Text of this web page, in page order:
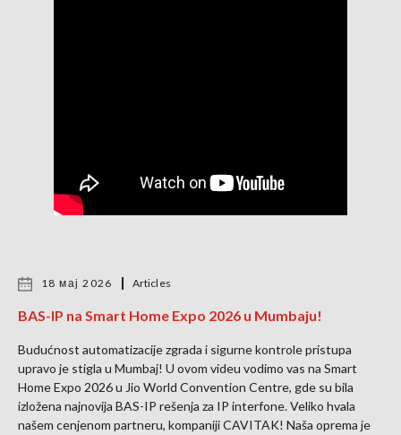
18 мај 2026 Articles
BAS-IP na Smart Home Expo 2026 u Mumbaju!
Budućnost automatizacije zgrada i sigurne kontrole pristupa
upravo je stigla u Mumbaj! U ovom videu vodimo vas na Smart
Home Expo 2026 u Jio World Convention Centre, gde su bila
izložena najnovija BAS-IP rešenja za IP interfone. Veliko hvala
našem cenjenom partneru, kompaniji CAVITAK! Naša oprema je